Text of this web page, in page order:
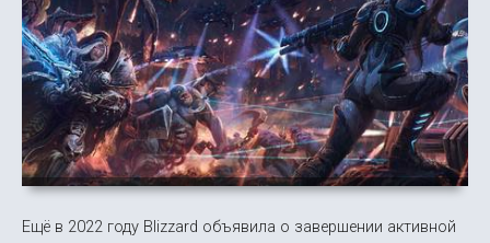
Ещё в 2022 году Blizzard объявила о завершении активной